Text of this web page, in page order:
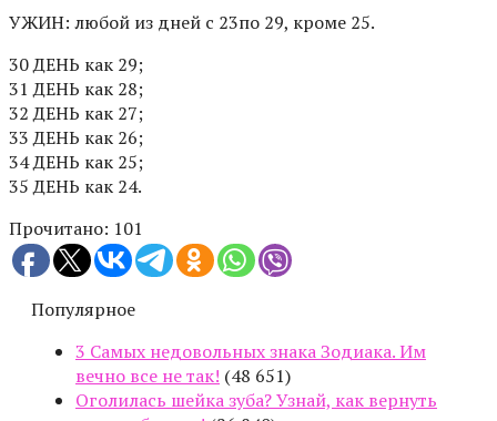
УЖИН: любой из дней с 23по 29, кроме 25.
30 ДЕНЬ как 29;
31 ДЕНЬ как 28;
32 ДЕНЬ как 27;
33 ДЕНЬ как 26;
34 ДЕНЬ как 25;
35 ДЕНЬ как 24.
Прочитано: 101
Популярное
3 Самых недовольных знака Зодиака. Им
вечно все не так! (48 651)
Оголилась шейка зуба? Узнай, как вернуть